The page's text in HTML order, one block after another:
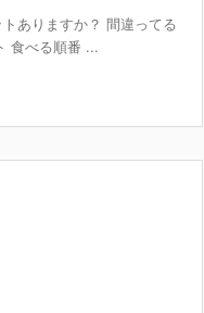
ありますか？ 間違ってる
食べる順番 ...